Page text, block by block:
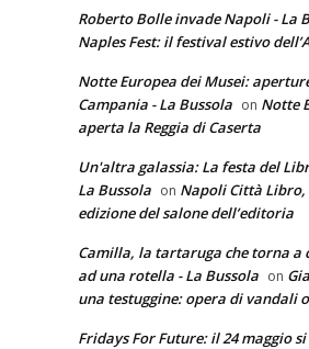
Roberto Bolle invade Napoli - La
Naples Fest: il festival estivo
Notte Europea dei Musei:
Campania - La Bussola on Notte
aperta la Reggia di Caserta
Un'altra galassia: La festa del
La Bussola on Napoli Città
edizione del salone dell’editoria
Camilla, la tartaruga che torna a
ad una rotella - La Bussola on
una testuggine: opera di vandali
Fridays For Future: il 24 maggio